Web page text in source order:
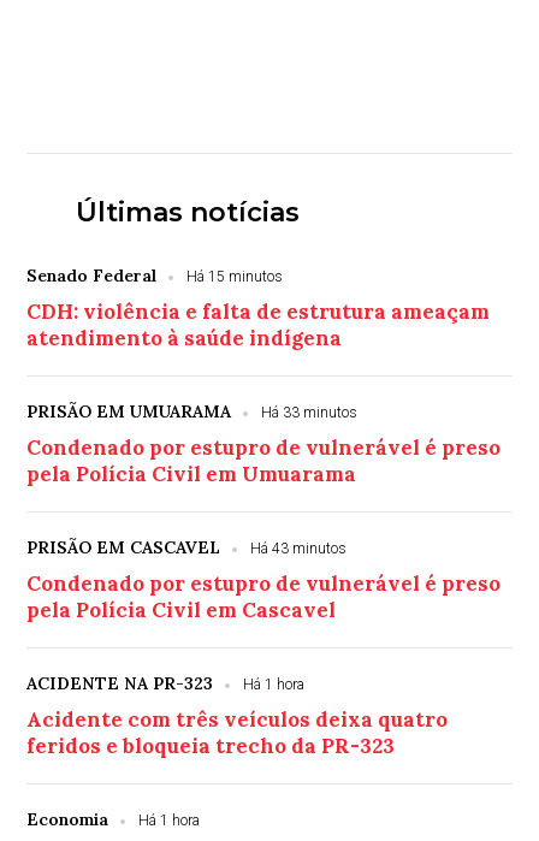
Últimas notícias
Senado Federal Há 15 minutos
CDH: violência e falta de estrutura ameaçam
atendimento à saúde indígena
PRISÃO EM UMUARAMA Há 33 minutos
Condenado por estupro de vulnerável é preso
pela Polícia Civil em Umuarama
PRISÃO EM CASCAVEL Há 43 minutos
Condenado por estupro de vulnerável é preso
pela Polícia Civil em Cascavel
ACIDENTE NA PR-323 Há 1 hora
Acidente com três veículos deixa quatro
feridos e bloqueia trecho da PR-323
Economia Há 1 hora